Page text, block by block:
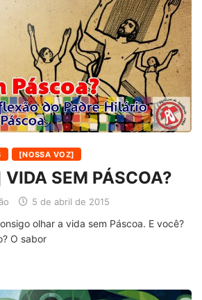
[NOSSA VOZ]
SEM PÁSCOA?
5 de abril de 2015
olhar a vida sem Páscoa. E você?
O sabor